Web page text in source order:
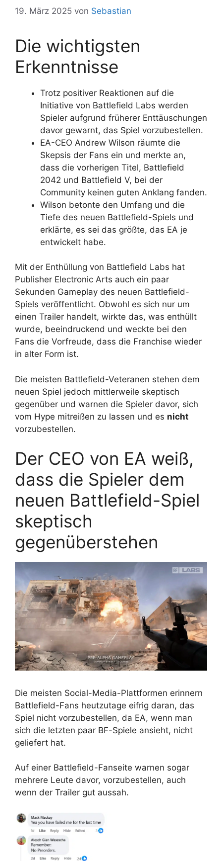
19. März 2025 von Sebastian
Die wichtigsten
Erkenntnisse
Trotz positiver Reaktionen auf die
Initiative von Battlefield Labs werden
Spieler aufgrund früherer Enttäuschungen
davor gewarnt, das Spiel vorzubestellen.
EA-CEO Andrew Wilson räumte die
Skepsis der Fans ein und merkte an,
dass die vorherigen Titel, Battlefield
2042 und Battlefield V, bei der
Community keinen guten Anklang fanden.
Wilson betonte den Umfang und die
Tiefe des neuen Battlefield-Spiels und
erklärte, es sei das größte, das EA je
entwickelt habe.
Mit der Enthüllung von Battlefield Labs hat
Publisher Electronic Arts auch ein paar
Sekunden Gameplay des neuen Battlefield-
Spiels veröffentlicht. Obwohl es sich nur um
einen Trailer handelt, wirkte das, was enthüllt
wurde, beeindruckend und weckte bei den
Fans die Vorfreude, dass die Franchise wieder
in alter Form ist.
Die meisten Battlefield-Veteranen stehen dem
neuen Spiel jedoch mittlerweile skeptisch
gegenüber und warnen die Spieler davor, sich
vom Hype mitreißen zu lassen und es nicht
vorzubestellen.
Der CEO von EA weiß,
dass die Spieler dem
neuen Battlefield-Spiel
skeptisch
gegenüberstehen
Die meisten Social-Media-Plattformen erinnern
Battlefield-Fans heutzutage eifrig daran, das
Spiel nicht vorzubestellen, da EA, wenn man
sich die letzten paar BF-Spiele ansieht, nicht
geliefert hat.
Auf einer Battlefield-Fanseite warnen sogar
mehrere Leute davor, vorzubestellen, auch
wenn der Trailer gut aussah.